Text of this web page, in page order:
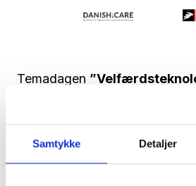
Samtykke Detaljer
Temadagen
under Health & Rehab
afholdes i Bella Center